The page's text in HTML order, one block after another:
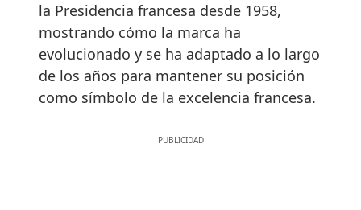
la Presidencia francesa desde 1958,
mostrando cómo la marca ha
evolucionado y se ha adaptado a lo largo
de los años para mantener su posición
como símbolo de la excelencia francesa.